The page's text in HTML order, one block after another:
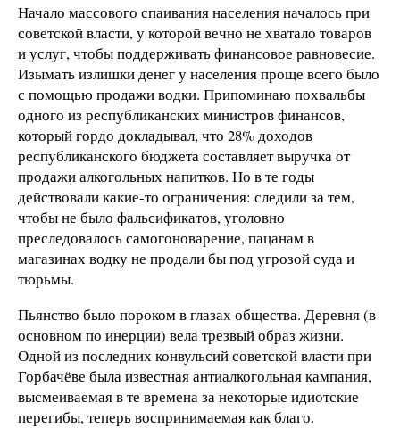
Начало массового спаивания населения началось при
советской власти, у которой вечно не хватало товаров
и услуг, чтобы поддерживать финансовое равновесие.
Изымать излишки денег у населения проще всего было
с помощью продажи водки. Припоминаю похвальбы
одного из республиканских министров финансов,
который гордо докладывал, что 28% доходов
республиканского бюджета составляет выручка от
продажи алкогольных напитков. Но в те годы
действовали какие-то ограничения: следили за тем,
чтобы не было фальсификатов, уголовно
преследовалось самогоноварение, пацанам в
магазинах водку не продали бы под угрозой суда и
тюрьмы.
Пьянство было пороком в глазах общества. Деревня (в
основном по инерции) вела трезвый образ жизни.
Одной из последних конвульсий советской власти при
Горбачёве была известная антиалкогольная кампания,
высмеиваемая в те времена за некоторые идиотские
перегибы, теперь воспринимаемая как благо.